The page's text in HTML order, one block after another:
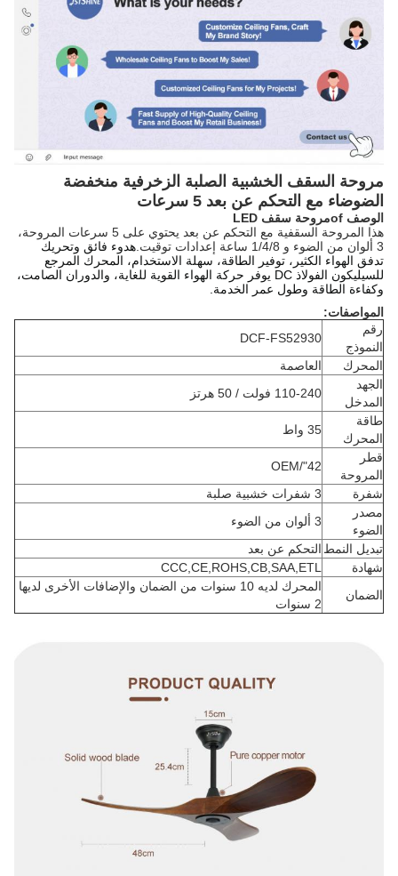
مروحة السقف الخشبية الصلبة الزخرفية منخفضة
الضوضاء مع التحكم عن بعد 5 سرعات
الوصف o f
مروحة سقف LED
هذا المروحة السقفية مع التحكم عن بعد يحتوي على 5 سرعات المروحة،
هدوء فائق وتحريك
تدفق الهواء الكثير، توفير الطاقة، سهلة الاستخدام، المحرك المرجع
للسيليكون الفولاذ DC يوفر حركة الهواء القوية للغاية، والدوران الصامت،
وكفاءة الطاقة وطول عمر الخدمة.
المواصفات:
رقم
النموذج
DCF-FS52930
المحرك
العاصمة
الجهد
المدخل
110-240 فولت / 50 هرتز
طاقة
المحرك
35 واط
قطر
المروحة
42"/OEM
شفرة
مصدر
الضوء
تبديل النمطالتحكم عن بعد
شهادة
CCC,CE,ROHS,CB,SAA,ETL
الضمان
المحرك لديه 10 سنوات من الضمان والإضافات الأخرى لديها